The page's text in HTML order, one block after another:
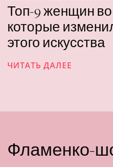
Топ-9 женщин
которые
этого искусства
ЧИТАТЬ ДАЛЕЕ
Фламенко-